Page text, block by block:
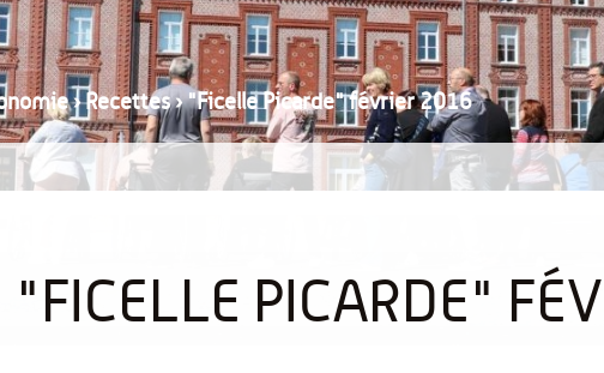
›Recettes›"Ficelle Picarde" février 2016
"FICELLE PICARDE"